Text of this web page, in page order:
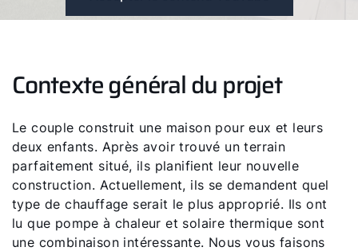
Contexte général du projet
Le couple construit une maison pour eux et leurs
deux enfants. Après avoir trouvé un terrain
parfaitement situé, ils planifient leur nouvelle
construction. Actuellement, ils se demandent quel
type de chauffage serait le plus approprié. Ils ont
lu que pompe à chaleur et solaire thermique sont
une combinaison intéressante. Nous vous faisons